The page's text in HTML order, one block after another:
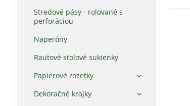
Stredové pásy - rolované s
perforáciou
Naperóny
Rautové stolové sukienky
Papierové rozetky
Dekoračné krajky